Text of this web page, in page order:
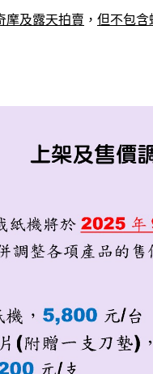
摩及露天拍賣 ， 但不包含